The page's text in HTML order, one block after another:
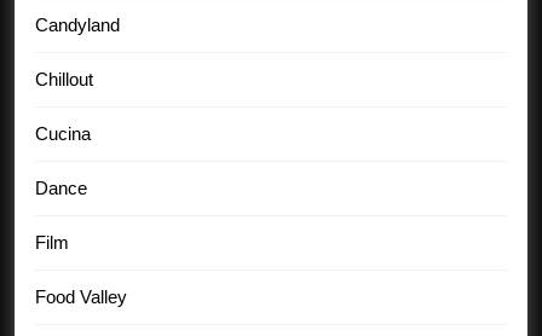
Candyland
Chillout
Cucina
Dance
Film
Food Valley